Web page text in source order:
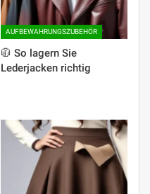
AUFBEWAHRUNGSZUBEHÖR
🧥 So lagern Sie
Lederjacken richtig